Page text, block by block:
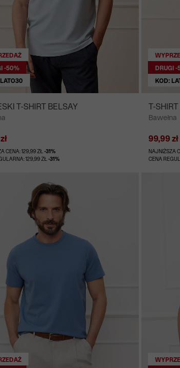
-50%
T-SHIRT BELSAY
CENA: 129,99 ZŁ -31%
129,99 ZŁ -31%
DRUGI -
KOD:
T-SHIRT
A'TOMEK
Bawełna
99,99 zł
NAJNIŻSZA
CENA